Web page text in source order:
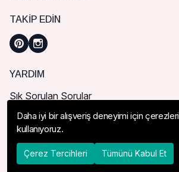
TAKIP EDIN
YARDIM
Sık Sorulan Sorular
Nasıl Sipariş Verebilirim?
Kargo ve Teslimat
İade, İptal ve Değişim
Daha iyi bir alışveriş deneyimi için çerezleri
kullanıyoruz.
Çerez Tercihleri Tümünü Kabul Et